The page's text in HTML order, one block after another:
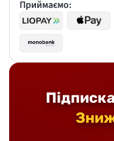
Приймаємо: